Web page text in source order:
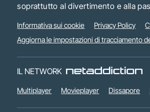
soprattutto al divertimento e alla
Informativa sui cookie Privacy Policy
Aggiorna le impostazioni di tracciamento
IL NETWORK
Multiplayer Movieplayer Dissapore